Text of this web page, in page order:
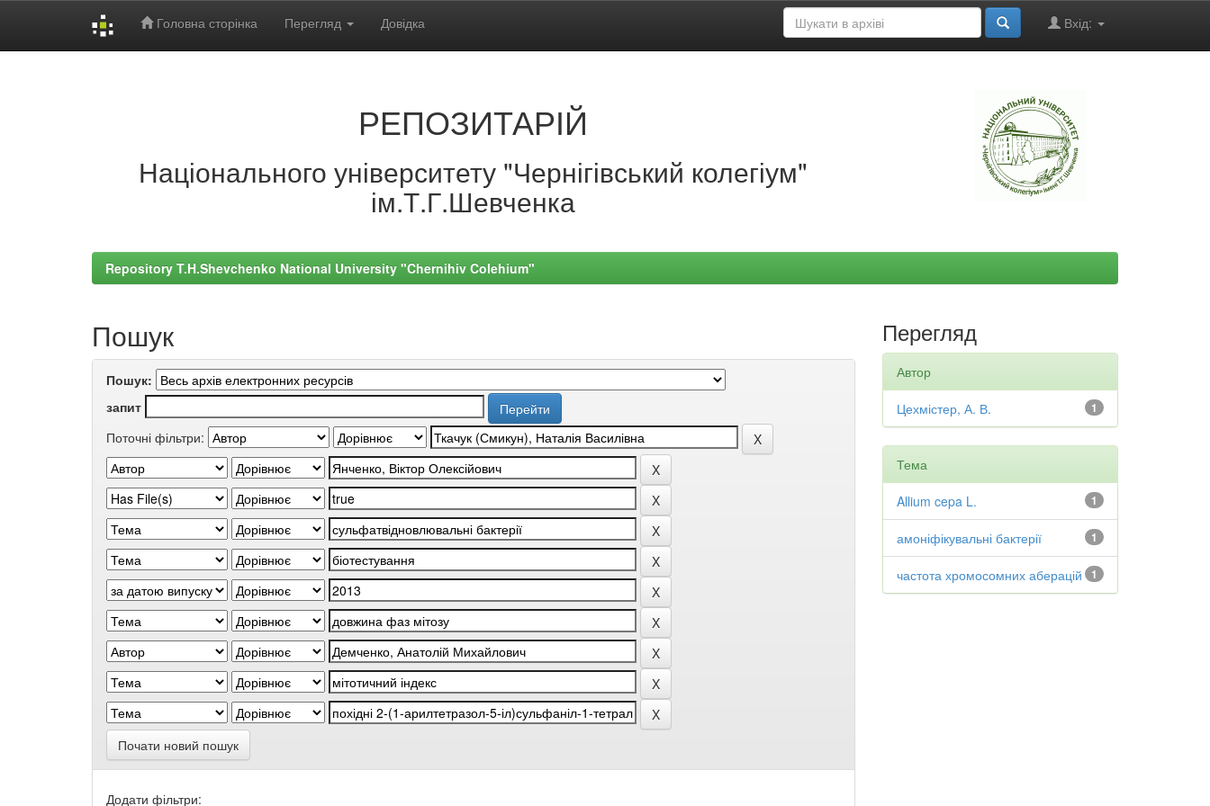
Головна сторінка Перегляд Довідка Вхід:
РЕПОЗИТАРІЙ
Національного університету "Чернігівський колегіум"
ім.Т.Г.Шевченка
Repository T.H.Shevchenko National University "Chernihiv Colehium"
Пошук
Пошук:
запит
Поточні фільтри:
Почати новий пошук
Додати фільтри:
Перегляд
Автор
1
Цехмістер, А. В.
Тема
1
Allium cepa L.
1
амоніфікувальні бактерії
1
частота хромосомних аберацій